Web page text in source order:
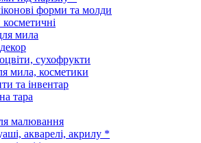
форми та молди
мила
сухофрукти
мила, косметики
та інвентар
тара
малювання
акварелі, акрилу *